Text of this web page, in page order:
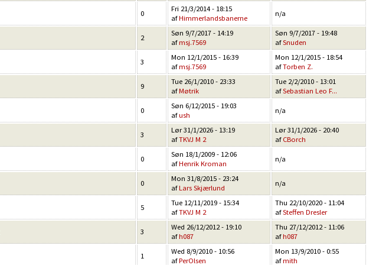
0
Fri 21/3/2014 - 18:15
afHimmerlandsbanerne
n/a
2
Søn 9/7/2017 - 14:19
afmsj.7569
Søn 9/7/2017 - 19:48
afSnuden
3
Mon 12/1/2015 - 16:39
afmsj.7569
Mon 12/1/2015 - 18:54
afTorben Z.
9
Tue 26/1/2010 - 23:33
afMøtrik
Tue 2/2/2010 - 13:01
afSebastian Leo F...
0
Søn 6/12/2015 - 19:03
afush
n/a
3
Lør 31/1/2026 - 13:19
afTKVJ M 2
Lør 31/1/2026 - 20:40
af CBorch
0
Søn 18/1/2009 - 12:06
afHenrik Kroman
n/a
0
Mon 31/8/2015 - 23:24
afLars Skjærlund
n/a
5
Tue 12/11/2019 - 15:34
afTKVJ M 2
Thu 22/10/2020 - 11:04
afSteffen Dresler
3
Wed 26/12/2012 - 19:10
afh087
Thu 27/12/2012 - 11:06
afh087
1
Wed 8/9/2010 - 10:56
afPerOlsen
Mon 13/9/2010 - 0:55
afmith